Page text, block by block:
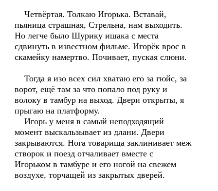
Четвёртая. Толкаю Игорька. Вставай,
пьяница страшная, Стрельна, нам выходить.
Но легче было Шурику ишака с места
сдвинуть в известном фильме. Игорёк врос в
скамейку намертво. Почивает, пуская слюни.
Тогда я изо всех сил хватаю его за гюйс, за
ворот, ещё там за что попало под руку и
волоку в тамбур на выход. Двери открыты, я
прыгаю на платформу.
Игорь у меня в самый неподходящий
момент выскальзывает из длани. Двери
закрываются. Нога товарища заклинивает меж
створок и поезд отчаливает вместе с
Игорьком в тамбуре и его ногой на свежем
воздухе, торчащей из закрытых дверей.